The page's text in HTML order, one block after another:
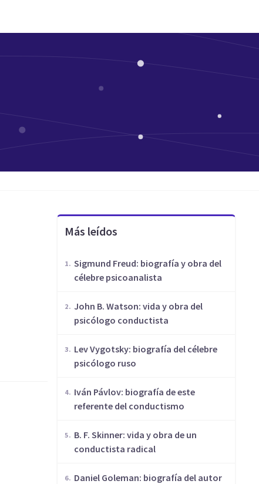
Más leídos
Sigmund Freud: biografía y obra del
célebre psicoanalista
John B. Watson: vida y obra del
psicólogo conductista
Lev Vygotsky: biografía del célebre
psicólogo ruso
Iván Pávlov: biografía de este
referente del conductismo
​B. F. Skinner: vida y obra de un
conductista radical
Daniel Goleman: biografía del autor